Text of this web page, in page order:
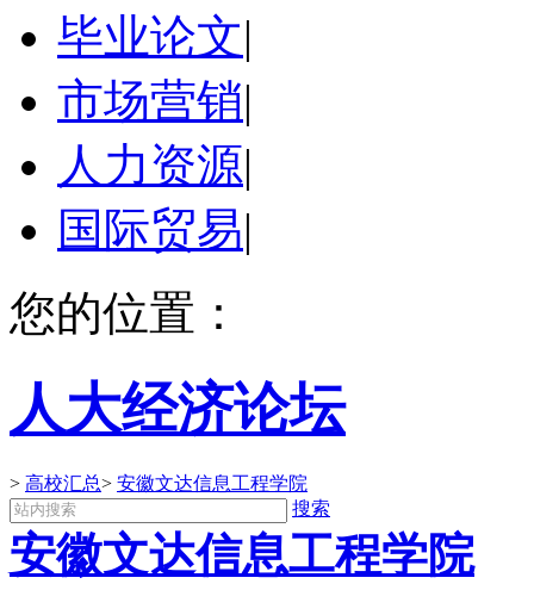
毕业论文|
市场营销|
人力资源|
国际贸易|
您的位置：
人大经济论坛
> 高校汇总> 安徽文达信息工程学院
搜索
安徽文达信息工程学院